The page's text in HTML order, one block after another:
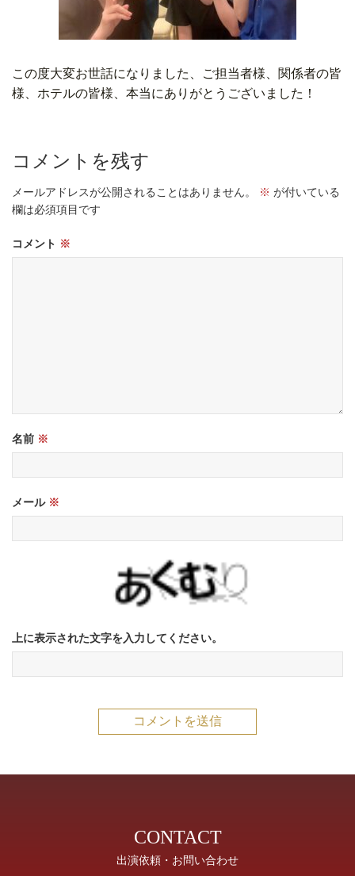
この度大変お世話になりました、ご担当者様、関係者の皆
様、ホテルの皆様、本当にありがとうございました！
コメントを残す
メールアドレスが公開されることはありません。 ※ が付いている
欄は必須項目です
コメント ※
名前 ※
メール ※
上に表示された文字を入力してください。
CONTACT
出演依頼・お問い合わせ